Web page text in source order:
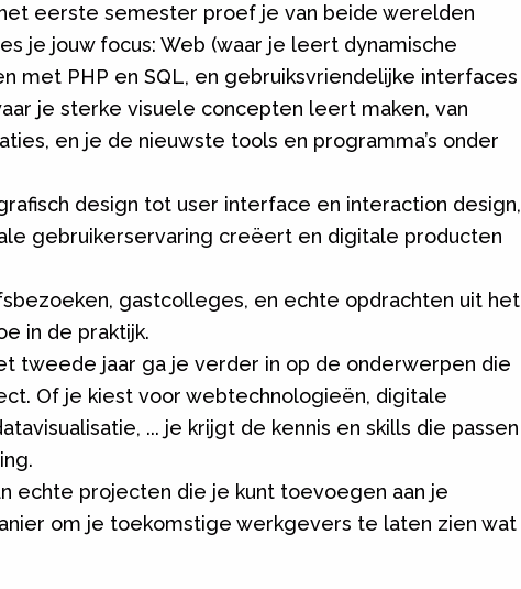
eerste semester proef je van beide werelden
je jouw focus: Web (waar je leert dynamische
met PHP en SQL, en gebruiksvriendelijke interfaces
je sterke visuele concepten leert maken, van
en je de nieuwste tools en programma’s onder
design tot user interface en interaction design,
gebruikerservaring creëert en digitale producten
gastcolleges, en echte opdrachten uit het
in de praktijk.
tweede jaar ga je verder in op de onderwerpen die
Of je kiest voor webtechnologieën, digitale
... je krijgt de kennis en skills die passen
echte projecten die je kunt toevoegen aan je
om je toekomstige werkgevers te laten zien wat